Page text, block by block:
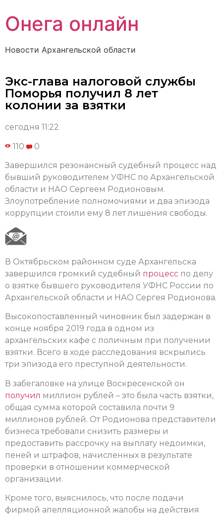
Онега онлайн
Новости Архангельской области
Экс-глава налоговой службы
Поморья получил 8 лет
колонии за взятки
сегодня 11:22
110 0
Завершился резонансный судебный процесс над
бывший руководителем УФНС по Архангельской
области и НАО Сергеем Родионовым.
Злоупотребление полномочиями и два эпизода
коррупции стоили ему 8 лет лишения свободы.
В Октябрьском районном суде Архангельска
завершился громкий судебный процесс по делу
о взятке бывшего руководителя УФНС России по
Архангельской области и НАО Сергея Родионова.
Высокопоставленный чиновник был задержан в
конце ноября 2019 года в одном из
архангельских кафе с поличным при получении
взятки. Всего в ходе расследования вскрылись
три эпизода его преступной деятельности.
В забегаловке на улице Воскресенской он
получил миллион рублей – это была часть взятки,
общая сумма которой составила почти 9
миллионов рублей. От Родионова представители
бизнеса требовали снизить размеры и
предоставить рассрочку на выплату недоимки,
пеней и штрафов, начисленных в результате
проверки в отношении коммерческой
организации.
Кроме того, выяснилось, что после подачи
фирмой апелляционной жалобы на действия